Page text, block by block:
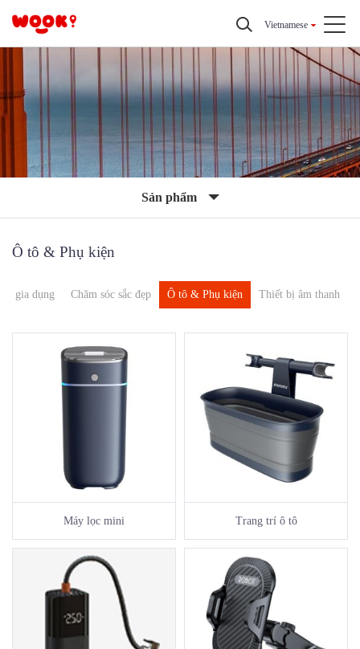
Vietnamese
Sản phẩm
Ô tô & Phụ kiện
gia dụng Chăm sóc sắc đẹp Ô tô & Phụ kiện Thiết bị âm thanh
Máy lọc mini Trang trí ô tô